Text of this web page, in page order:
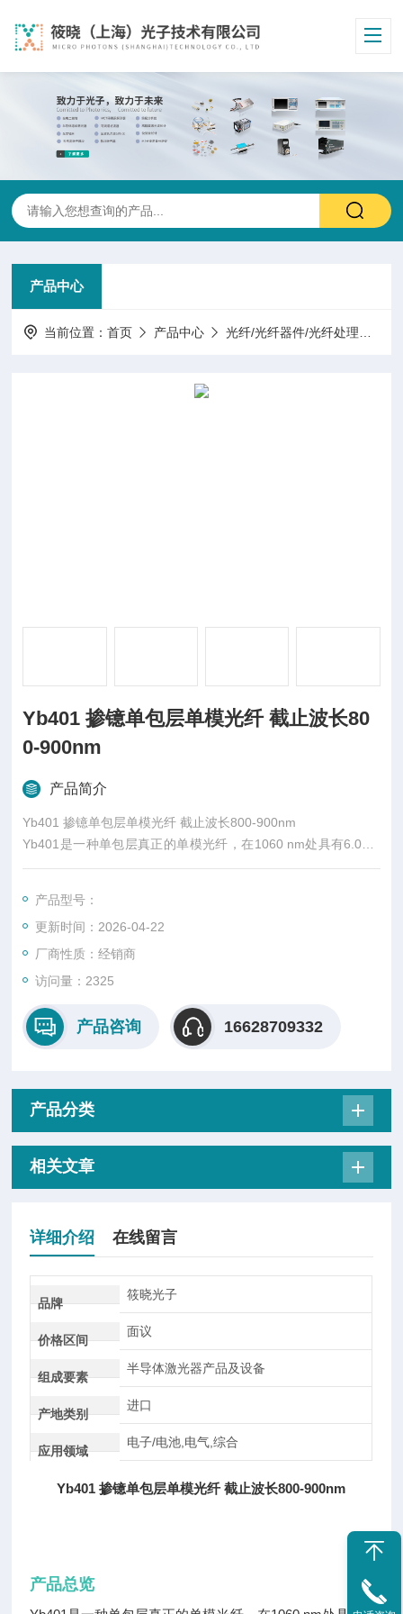
产品中心
当前位置：首页 产品中心 光纤/光纤器件/光纤处理
Yb401 掺镱单包层单模光纤 截止波长80
0-900nm
产品简介
Yb401 掺镱单包层单模光纤 截止波长800-900nm
Yb401是一种单包层真正的单模光纤，在1060 nm处具有6.0μm
的MFD，在915 nm处具有140 dB/m的纤芯吸收，并且纤芯化学
产品型号：
更新时间：2026-04-22
厂商性质：经销商
访问量：2325
产品咨询 16628709332
产品分类
相关文章
详细介绍 在线留言
品牌
筱晓光子
价格区间
面议
组成要素
半导体激光器产品及设备
产地类别
进口
应用领域
电子/电池,电气,综合
Yb401 掺镱单包层单模光纤 截止波长800-900nm
产品总览